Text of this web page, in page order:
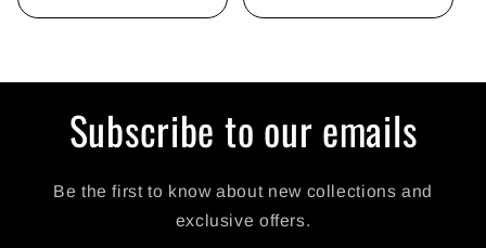
Subscribe to our emails
Be the first to know about new collections and
exclusive offers.